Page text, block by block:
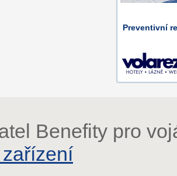
Preventivní
Benefity pro